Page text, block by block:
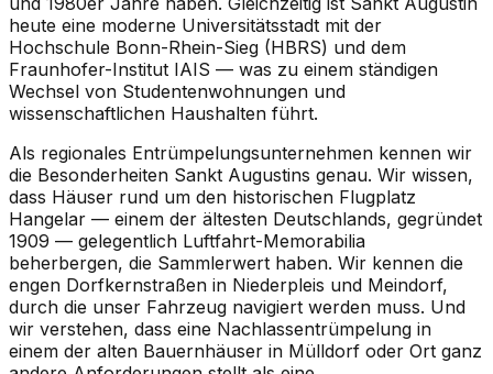
heute eine moderne Universitätsstadt mit der
Hochschule Bonn-Rhein-Sieg (HBRS) und dem
Fraunhofer-Institut IAIS — was zu einem ständigen
Wechsel von Studentenwohnungen und
wissenschaftlichen Haushalten führt.
Als regionales Entrümpelungsunternehmen kennen wir
die Besonderheiten Sankt Augustins genau. Wir wissen,
dass Häuser rund um den historischen Flugplatz
Hangelar — einem der ältesten Deutschlands, gegründet
1909 — gelegentlich Luftfahrt-Memorabilia
beherbergen, die Sammlerwert haben. Wir kennen die
engen Dorfkernstraßen in Niederpleis und Meindorf,
durch die unser Fahrzeug navigiert werden muss. Und
wir verstehen, dass eine Nachlassentrümpelung in
einem der alten Bauernhäuser in Mülldorf oder Ort ganz